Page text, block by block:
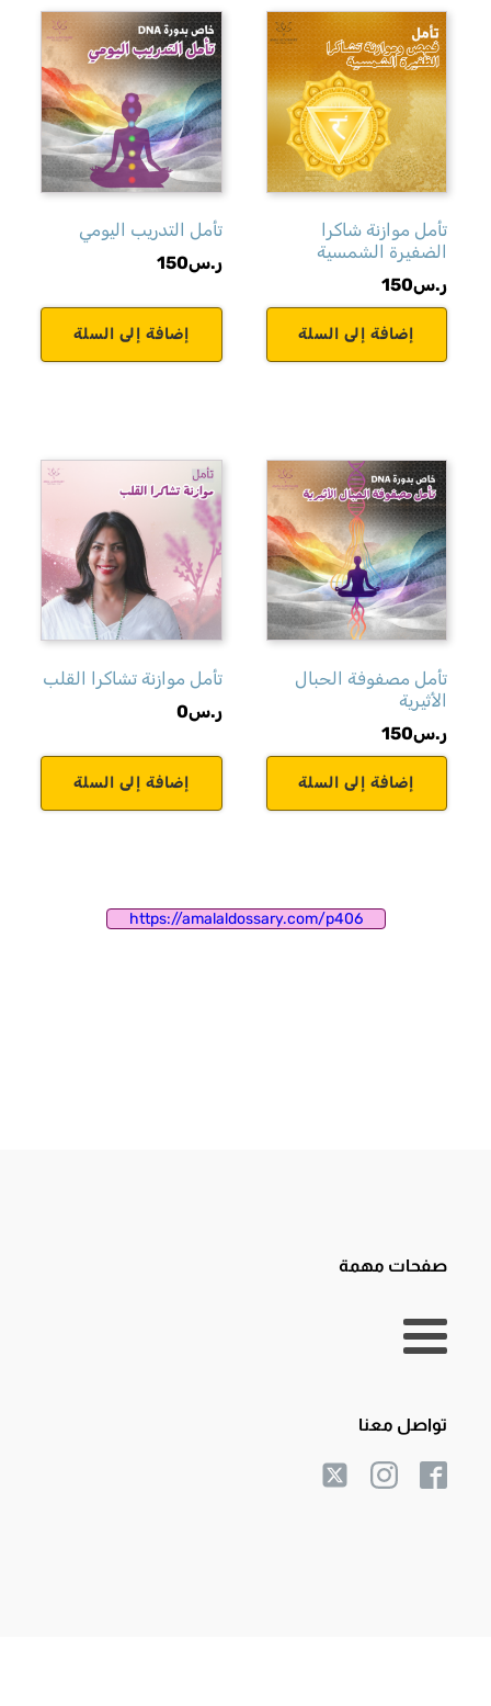
تأمل موازنة شاكرا
الضفيرة الشمسية
ر.س150
إضافة إلى السلة
تأمل التدريب اليومي
ر.س150
إضافة إلى السلة
تأمل مصفوفة الحبال
الأثيرية
ر.س150
إضافة إلى السلة
تأمل موازنة تشاكرا القلب
ر.س0
إضافة إلى السلة
https://amalaldossary.com/p406
صفحات مهمة
تواصل معنا